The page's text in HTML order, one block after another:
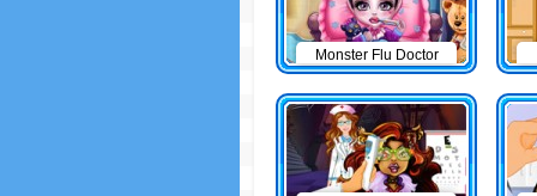
Monster Flu Doctor